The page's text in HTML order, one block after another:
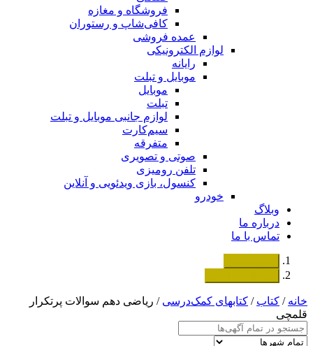
فروشگاه و مغازه
کافی‌شاپ و رستوران
عمده فروشی
لوازم الکترونیکی
رایانه
موبایل و تبلت
موبایل
تبلت
لوازم جانبی موبایل و تبلت
سیم‌کارت
متفرقه
صوتی و تصویری
تلفن رومیزی
کنسول، بازی‌ ویدئویی و آنلاین
خودرو
وبلاگ
درباره ما
تماس با ما
خانه/ کتاب/ کتابهای کمک‌درسی / ریاضی دهم سوالات پرتکرار
قلمچی